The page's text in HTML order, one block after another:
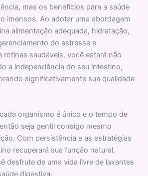
mas os benefícios para a saúde
imensos. Ao adotar uma abordagem
alimentação adequada, hidratação,
do estresse e
rotinas saudáveis, você estará não
a independência do seu intestino,
significativamente sua qualidade
organismo é único e o tempo de
seja gentil consigo mesmo
Com persistência e as estratégias
recuperará sua função natural,
desfrute de uma vida livre de laxantes
digestiva.